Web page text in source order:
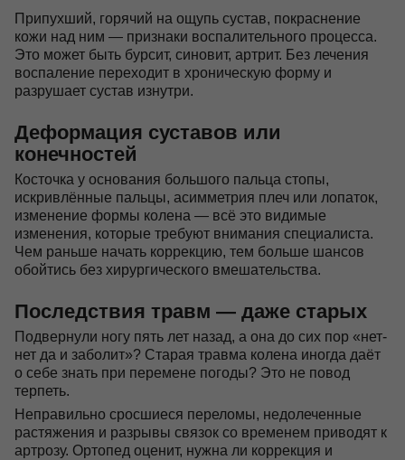
Припухший, горячий на ощупь сустав, покраснение
кожи над ним — признаки воспалительного процесса.
Это может быть бурсит, синовит, артрит. Без лечения
воспаление переходит в хроническую форму и
разрушает сустав изнутри.
Деформация суставов или
конечностей
Косточка у основания большого пальца стопы,
искривлённые пальцы, асимметрия плеч или лопаток,
изменение формы колена — всё это видимые
изменения, которые требуют внимания специалиста.
Чем раньше начать коррекцию, тем больше шансов
обойтись без хирургического вмешательства.
Последствия травм — даже старых
Подвернули ногу пять лет назад, а она до сих пор «нет-
нет да и заболит»? Старая травма колена иногда даёт
о себе знать при перемене погоды? Это не повод
терпеть.
Неправильно сросшиеся переломы, недолеченные
растяжения и разрывы связок со временем приводят к
артрозу. Ортопед оценит, нужна ли коррекция и